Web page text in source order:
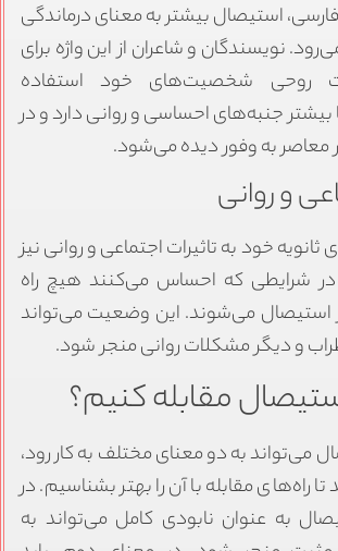
استیصال بیشتر به معنای درماندگی
نویسندگان و شاعران از این واژه برای
روحی شخصیت‌های خود استفاده
جنبه‌های احساسی و روانی دارد و در
معاصر به وفور دیده می‌شود.
و روانی
خود به تاثیرات اجتماعی و روانی نیز
در شرایطی که احساس می‌کنند هیچ راه
استیصال می‌شوند. این وضعیت می‌تواند
و دیگر مشکلات روانی منجر شود.
مقابله کنیم؟
می‌تواند به دو معنای مختلف به کار رود،
راه‌های مقابله با آن را بهتر بشناسیم. در
به عنوان نابودی کامل می‌تواند به